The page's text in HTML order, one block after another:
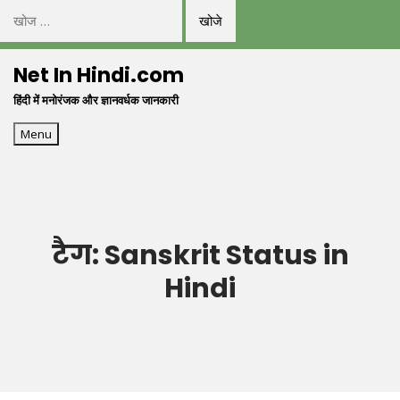
निम्न
को
खोजें:Net In Hindi.com
हिंदी में मनोरंजक और ज्ञानवर्धक जानकारी
Menu
टैग:Sanskrit Status in
Hindi